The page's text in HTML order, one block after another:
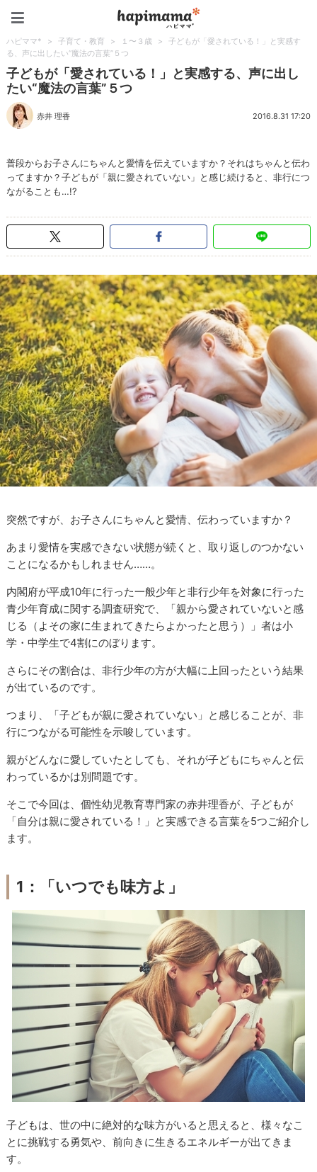
ハピママ* > 子育て・教育 > １〜３歳 >
子どもが「愛されている！」と実感す
る、声に出したい“魔法の言葉”５つ
子どもが「愛されている！」と実感する、声に出し
たい“魔法の言葉”５つ
赤井 理香 2016.8.31 17:20
普段からお子さんにちゃんと愛情を伝えていますか？それはちゃんと伝わ
ってますか？子どもが「親に愛されていない」と感じ続けると、非行につ
ながることも…!?
突然ですが、お子さんにちゃんと愛情、伝わっていますか？
あまり愛情を実感できない状態が続くと、取り返しのつかない
ことになるかもしれません……。
内閣府が平成10年に行った一般少年と非行少年を対象に行った
青少年育成に関する調査研究で、「親から愛されていないと感
じる（よその家に生まれてきたらよかったと思う）」者は小
学・中学生で4割にのぼります。
さらにその割合は、非行少年の方が大幅に上回ったという結果
が出ているのです。
つまり、「子どもが親に愛されていない」と感じることが、非
行につながる可能性を示唆しています。
親がどんなに愛していたとしても、それが子どもにちゃんと伝
わっているかは別問題です。
そこで今回は、個性幼児教育専門家の赤井理香が、子どもが
「自分は親に愛されている！」と実感できる言葉を5つご紹介し
ます。
1 ：「いつでも味方よ」
子どもは、世の中に絶対的な味方がいると思えると、様々なこ
とに挑戦する勇気や、前向きに生きるエネルギーが出てきま
す。